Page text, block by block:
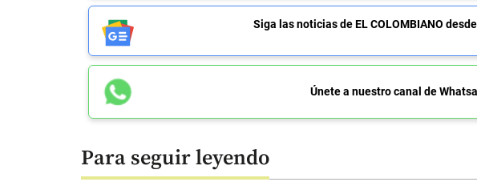
Siga las noticias de EL COLOMBIANO
Únete a nuestro canal de
Para seguir leyendo